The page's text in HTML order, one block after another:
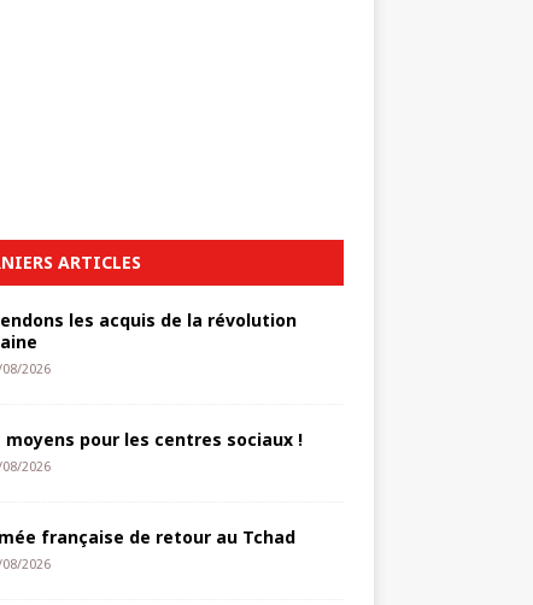
ARTICLES
les acquis de la révolution
08/2026
moyens pour les centres sociaux !
08/2026
française de retour au Tchad
08/2026